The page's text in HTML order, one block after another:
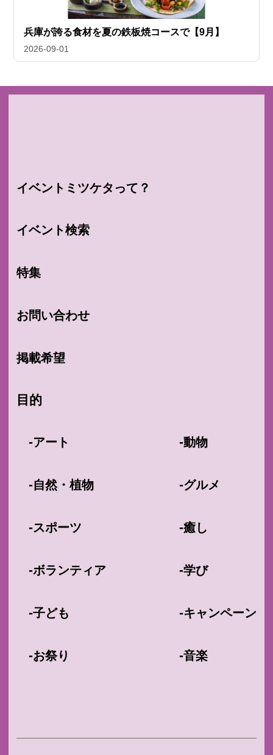
兵庫が誇る食材を夏の鉄板焼コースで【9月】
2026-09-01
イベントミツケタって？
イベント検索
特集
お問い合わせ
掲載希望
目的
-アート
-自然・植物
-スポーツ
-ボランティア
-子ども
-お祭り
-動物
-グルメ
-癒し
-学び
-キャンペーン
-音楽